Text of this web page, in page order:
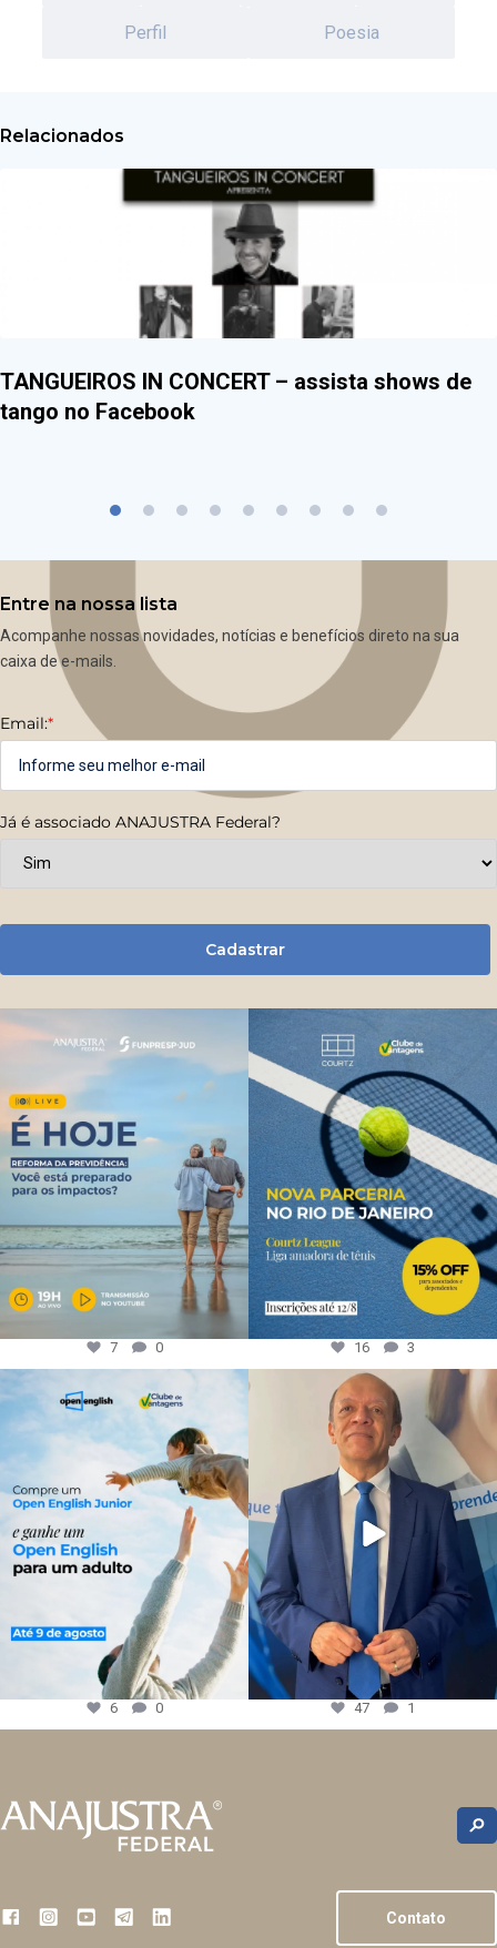
Perfil Poesia
Relacionados
TANGUEIROS IN CONCERT – assista shows de
tango no Facebook
Entre na nossa lista
Acompanhe nossas novidades, notícias e benefícios direto na sua
caixa de e-mails.
Email:*
Já é associado ANAJUSTRA Federal?
Cadastrar
7 0 16 3
6 0 47 1
Contato